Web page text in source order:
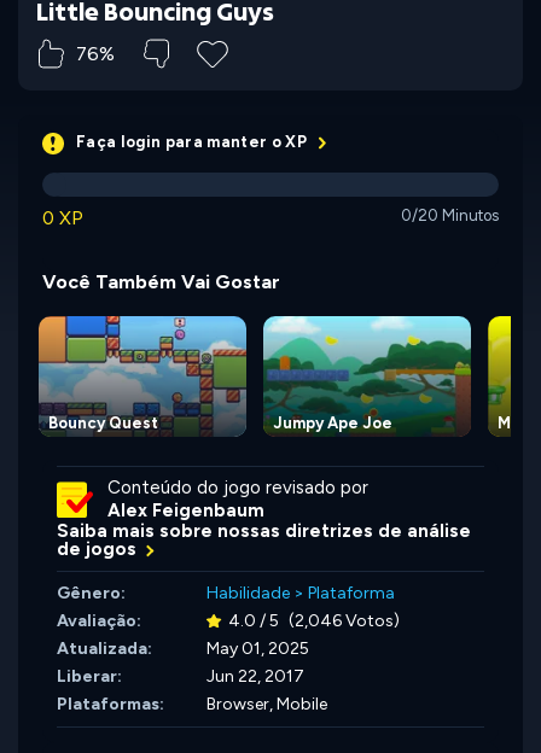
Little Bouncing Guys
76%
Faça login para manter o XP
0 XP 0/20 Minutos
Você Também Vai Gostar
Bouncy Quest Jumpy Ape Joe
Conteúdo do jogo revisado por
Alex Feigenbaum
Saiba mais sobre nossas diretrizes de análise
de jogos
Gênero: Habilidade > Plataforma
Avaliação:
4.0 / 5 (2,046 Votos)
Atualizada:
May 01, 2025
Liberar:
Jun 22, 2017
Plataformas:
Browser, Mobile